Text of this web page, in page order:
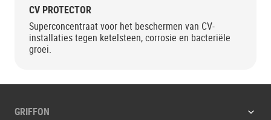
CV PROTECTOR
Superconcentraat voor het beschermen van CV-
installaties tegen ketelsteen, corrosie en bacteriële
groei.
GRIFFON